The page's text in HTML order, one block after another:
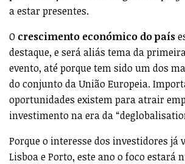
a estar presentes.
O crescimento económico do país
destaque, e será aliás tema da
evento, até porque tem sido um dos
do conjunto da União Europeia.
oportunidades existem para atrair
investimento na era da
Porque o interesse dos investidores já
Lisboa e Porto, este ano o foco estará